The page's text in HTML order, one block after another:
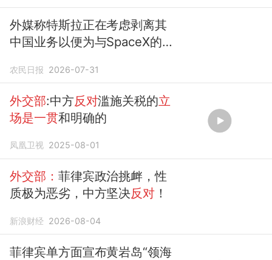
外媒称特斯拉正在考虑剥离其
中国业务以便为与SpaceX的
一贯反对泛化国家安全概念，
反对针 对 中国的歧视性行动
农民日报 2026-07-31
外交部:中方反对滥施关税的立
场是一贯和明确的
凤凰卫视 2025-08-01
外交部： 菲律宾政治挑衅，性
质极为恶劣，中方坚决反对！
新浪财经 2026-08-04
菲律宾单方面宣布黄岩岛“领海